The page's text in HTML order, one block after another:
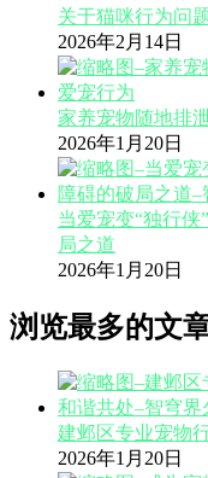
关于猫咪行为问
2026年2月14日
家养宠物随地排
2026年1月20日
当爱宠变“独行
局之道
2026年1月20日
浏览最多的文
建邺区专业宠物
2026年1月20日